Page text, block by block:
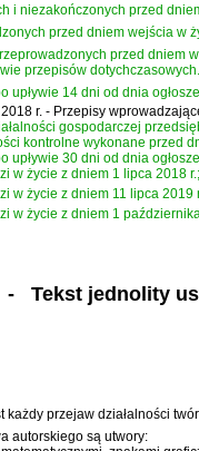
i niezakończonych przed
przed dniem wejścia w
przed dniem
przepisów dotychczasowych.
upływie 14 dni od dnia
r. - Przepisy
gospodarczej
kontrolne wykonane przed
upływie 30 dni od dnia
w życie z dniem 1 lipca 2018 r.;
w życie z dniem 11 lipca 2019
w życie z dniem 1
Tekst jednolity
każdy przejaw działalności
autorskiego są utwory: